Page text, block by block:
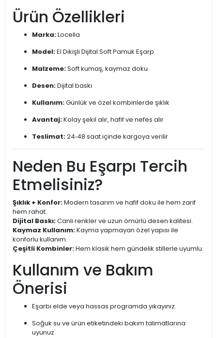
Ürün Özellikleri
Marka:Locella
Model:El Dikişli Dijital Soft Pamuk Eşarp
Malzeme:Soft kumaş, kaymaz doku
Desen:Dijital baskı
Kullanım:Günlük ve özel kombinlerde şıklık
Avantaj:Kolay şekil alır, hafif ve nefes alır
Teslimat:24‑48 saat içinde kargoya verilir
Neden Bu Eşarpı Tercih
Etmelisiniz?
Şıklık + Konfor:Modern tasarım ve hafif doku ile hem zarif
hem rahat.
Dijital Baskı:Canlı renkler ve uzun ömürlü desen kalitesi.
Kaymaz Kullanım:Kayma yapmayan özel yapısı ile
konforlu kullanım.
Çeşitli Kombinler:Hem klasik hem gündelik stillerle uyumlu.
Kullanım ve Bakım
Önerisi
Eşarbı elde veya hassas programda yıkayınız.
Soğuk su ve ürün etiketindeki bakım talimatlarına
uyunuz.